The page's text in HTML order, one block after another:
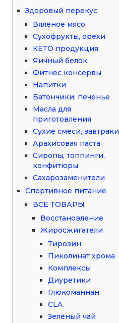
Здоровый перекус
Вяленое мясо
Сухофрукты, орехи
КЕТО продукция
Яичный белок
Фитнес консервы
Напитки
Батончики, печенье
Масла для
приготовления
Сухие смеси, завтраки
Арахисовая паста
Сиропы, топпинги,
конфитюры
Сахарозаменители
Спортивное питание
ВСЕ ТОВАРЫ
Восстановление
Жиросжигатели
Тирозин
Пиколинат хрома
Комплексы
Диуретики
Глюкоманнан
CLA
Зелёный чай